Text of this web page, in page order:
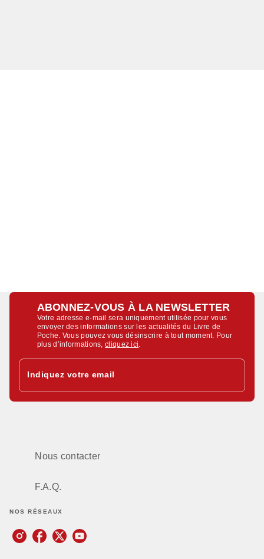
ABONNEZ-VOUS À LA NEWSLETTER
Votre adresse e-mail sera uniquement utilisée pour vous
envoyer des informations sur les actualités du Livre de
Poche. Vous pouvez vous désinscrire à tout moment. Pour
plus d’informations,cliquez ici
Indiquez votre email
Nous contacter
F.A.Q.
NOS RÉSEAUX